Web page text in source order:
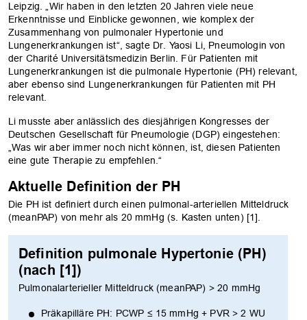
Leipzig. „Wir haben in den letzten 20 Jahren viele neue
Erkenntnisse und Einblicke gewonnen, wie komplex der
Zusammenhang von pulmonaler Hypertonie und
Lungenerkrankungen ist“, sagte Dr. Yaosi Li, Pneumologin von
der Charité Universitätsmedizin Berlin. Für Patienten mit
Lungenerkrankungen ist die pulmonale Hypertonie (PH) relevant,
aber ebenso sind Lungenerkrankungen für Patienten mit PH
relevant.
Li musste aber anlässlich des diesjährigen Kongresses der
Deutschen Gesellschaft für Pneumologie (DGP) eingestehen:
„Was wir aber immer noch nicht können, ist, diesen Patienten
eine gute Therapie zu empfehlen.“
Aktuelle Definition der PH
Die PH ist definiert durch einen pulmonal-arteriellen Mitteldruck
(meanPAP) von mehr als 20 mmHg (s. Kasten unten) [1].
Definition pulmonale Hypertonie (PH)
(nach [1])
Pulmonalarterieller Mitteldruck (meanPAP) > 20 mmHg
Präkapilläre PH: PCWP ≤ 15 mmHg + PVR > 2 WU